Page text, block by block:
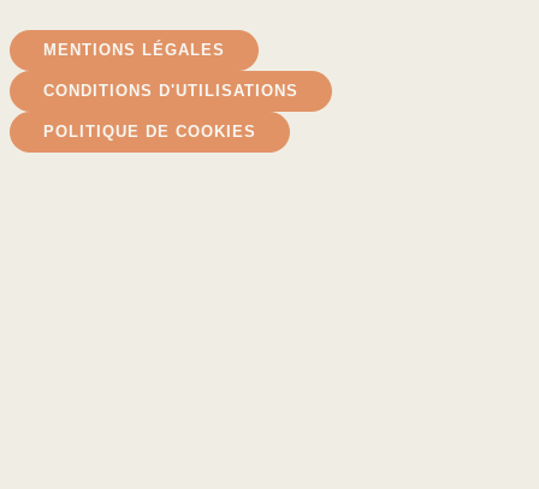
MENTIONS LÉGALES
CONDITIONS D'UTILISATIONS
POLITIQUE DE COOKIES